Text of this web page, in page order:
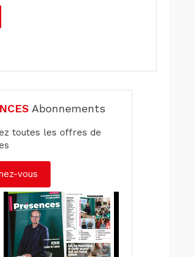
Abonnements
toutes les offres de
vous